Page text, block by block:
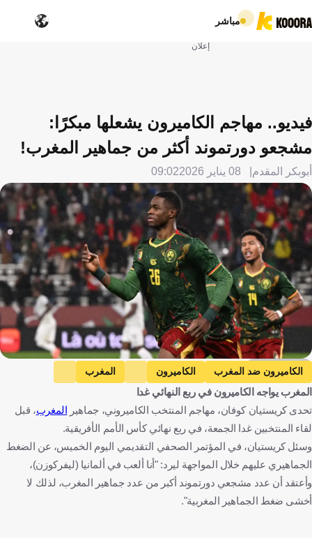
مباشر
إعلان
فيديو.. مهاجم الكاميرون يشعلها مبكرًا:
مشجعو دورتموند أكثر من جماهير المغرب!
أبوبكر المقدم 08 يناير 2026 09:02
Getty Images
الكاميرون ضد المغرب الكاميرون
المغرب
كأس أمم إفريقيا
كريستيان كوفاني
كرة قدم
المغرب يواجه الكاميرون في ربع النهائي غدا
تحدى كريستيان كوفان، مهاجم المنتخب الكاميروني، جماهير المغرب، قبل
لقاء المنتخبين غدا الجمعة، في ربع نهائي كأس الأمم الأفريقية.
وسئل كريستيان، في المؤتمر الصحفي التقديمي اليوم الخميس، عن الضغط
الجماهيري عليهم خلال المواجهة ليرد: "أنا ألعب في ألمانيا (ليفركوزن)،
وأعتقد أن عدد مشجعي دورتموند أكبر من عدد جماهير المغرب، لذلك لا
أخشى ضغط الجماهير المغربية".